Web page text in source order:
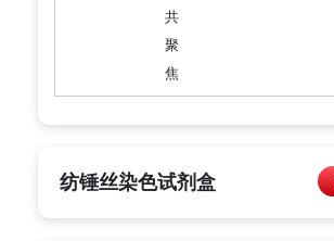
共
聚
焦
纺锤丝染色试剂盒